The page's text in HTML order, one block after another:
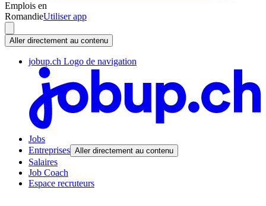
Emplois en
RomandieUtiliser app
Aller directement au contenu
jobup.ch Logo de navigation
Jobs
Entreprises Aller directement au contenu
Salaires
Job Coach
Espace recruteurs